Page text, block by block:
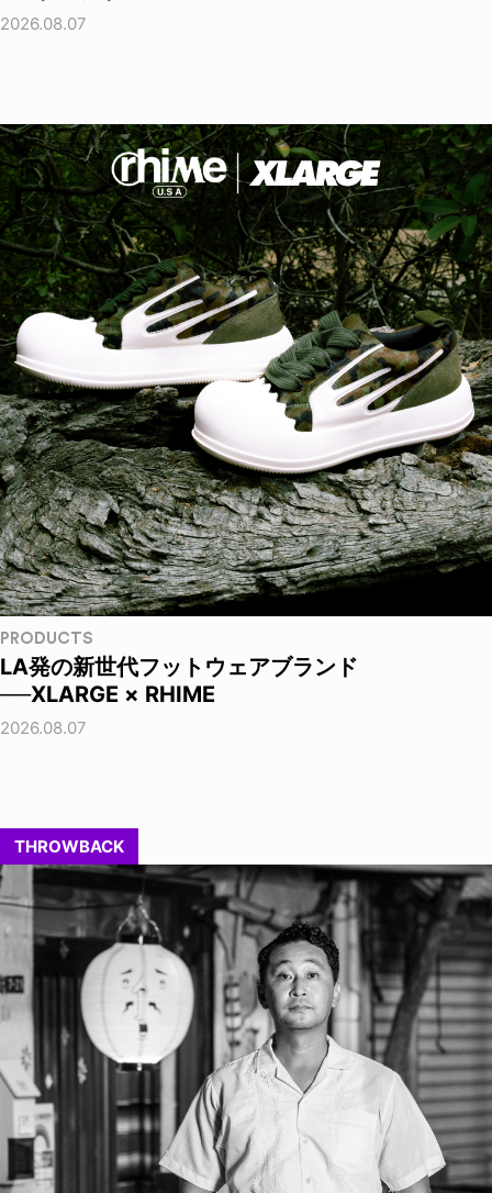
2026.08.07
PRODUCTS
LA発の新世代フットウェアブランド
──XLARGE × RHIME
2026.08.07
THROWBACK